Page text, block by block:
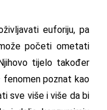
euforiju, pa
početi ometati
tijelo također
fenomen poznat kao
sve više i više da bi